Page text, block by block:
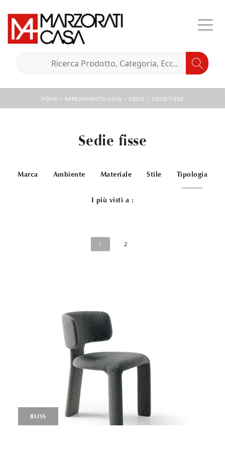
HOME - ARREDAMENTO CASA - SEDIE - SEDIE FISSE
Sedie fisse
Marca Ambiente Materiale Stile Tipologia
I più visti a :
1 2
BLISS